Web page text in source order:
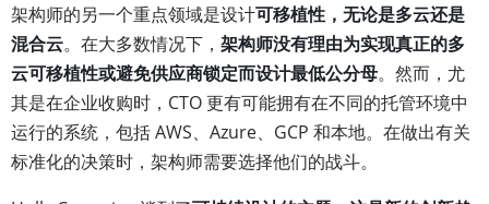
架构师的另一个重点领域是设计可移植性，无论是多云还是
混合云。在大多数情况下， 架构师没有理由为实现真正的多
云可移植性或避免供应商锁定而设计最低公分母。然而，尤
其是在企业收购时，CTO 更有可能拥有在不同的托管环境中
运行的系统，包括 AWS、Azure、GCP 和本地。在做出有关
标准化的决策时，架构师需要选择他们的战斗。